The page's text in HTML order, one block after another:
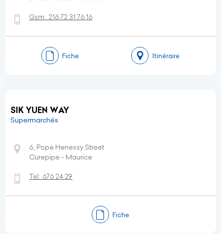
Gsm: 216 72 31 76 16
Fiche Itinéraire
SIK YUEN WAY
Supermarchés
6, Pope Henessy Street
Curepipe - Maurice
Tel: 676 24 29
Fiche